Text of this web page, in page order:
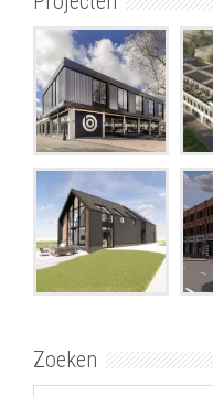
Zoeken